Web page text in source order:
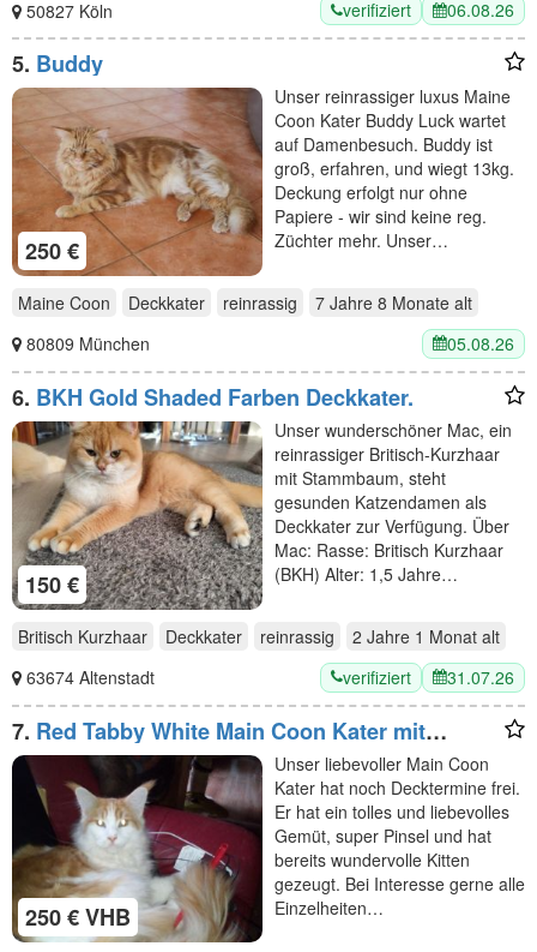
50827 Köln
verifiziert 06.08.26
5. Buddy
250 €
Unser reinrassiger luxus Maine
Coon Kater Buddy Luck wartet
auf Damenbesuch. Buddy ist
groß, erfahren, und wiegt 13kg.
Deckung erfolgt nur ohne
Papiere - wir sind keine reg.
Züchter mehr. Unser…
Maine Coon Deckkater reinrassig 7 Jahre 8 Monate alt
80809 München
05.08.26
6. BKH Gold Shaded Farben Deckkater.
150 €
Unser wunderschöner Mac, ein
reinrassiger Britisch-Kurzhaar
mit Stammbaum, steht
gesunden Katzendamen als
Deckkater zur Verfügung. Über
Mac: Rasse: Britisch Kurzhaar
(BKH) Alter: 1,5 Jahre…
Britisch Kurzhaar Deckkater reinrassig 2 Jahre 1 Monat alt
63674 Altenstadt
verifiziert 31.07.26
7. Red Tabby White Main Coon Kater mit
Stammbaum
250 € VHB
Unser liebevoller Main Coon
Kater hat noch Decktermine frei.
Er hat ein tolles und liebevolles
Gemüt, super Pinsel und hat
bereits wundervolle Kitten
gezeugt. Bei Interesse gerne alle
Einzelheiten…